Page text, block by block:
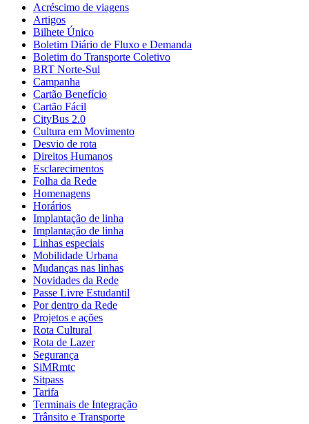
Acréscimo de viagens
Artigos
Bilhete Único
Boletim Diário de Fluxo e Demanda
Boletim do Transporte Coletivo
BRT Norte-Sul
Campanha
Cartão Benefício
Cartão Fácil
CityBus 2.0
Cultura em Movimento
Desvio de rota
Direitos Humanos
Esclarecimentos
Folha da Rede
Homenagens
Horários
Implantação de linha
Implantação de linha
Linhas especiais
Mobilidade Urbana
Mudanças nas linhas
Novidades da Rede
Passe Livre Estudantil
Por dentro da Rede
Projetos e ações
Rota Cultural
Rota de Lazer
Segurança
SiMRmtc
Sitpass
Tarifa
Terminais de Integração
Trânsito e Transporte